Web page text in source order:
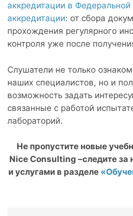
аккредитации в
аккредитации: от сбора
прохождения регулярного
контроля уже после
Слушатели не только
наших специалистов, но и
возможность задать
связанные с работой
лабораторий.
Не пропустите новые
Nice Consulting –следите за
и услугами в разделе